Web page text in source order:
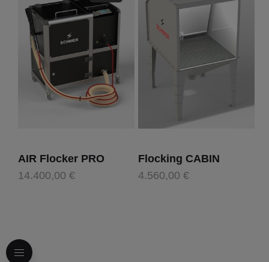
AIR Flocker PRO
14.400,00 €
Flocking CABIN
4.560,00 €